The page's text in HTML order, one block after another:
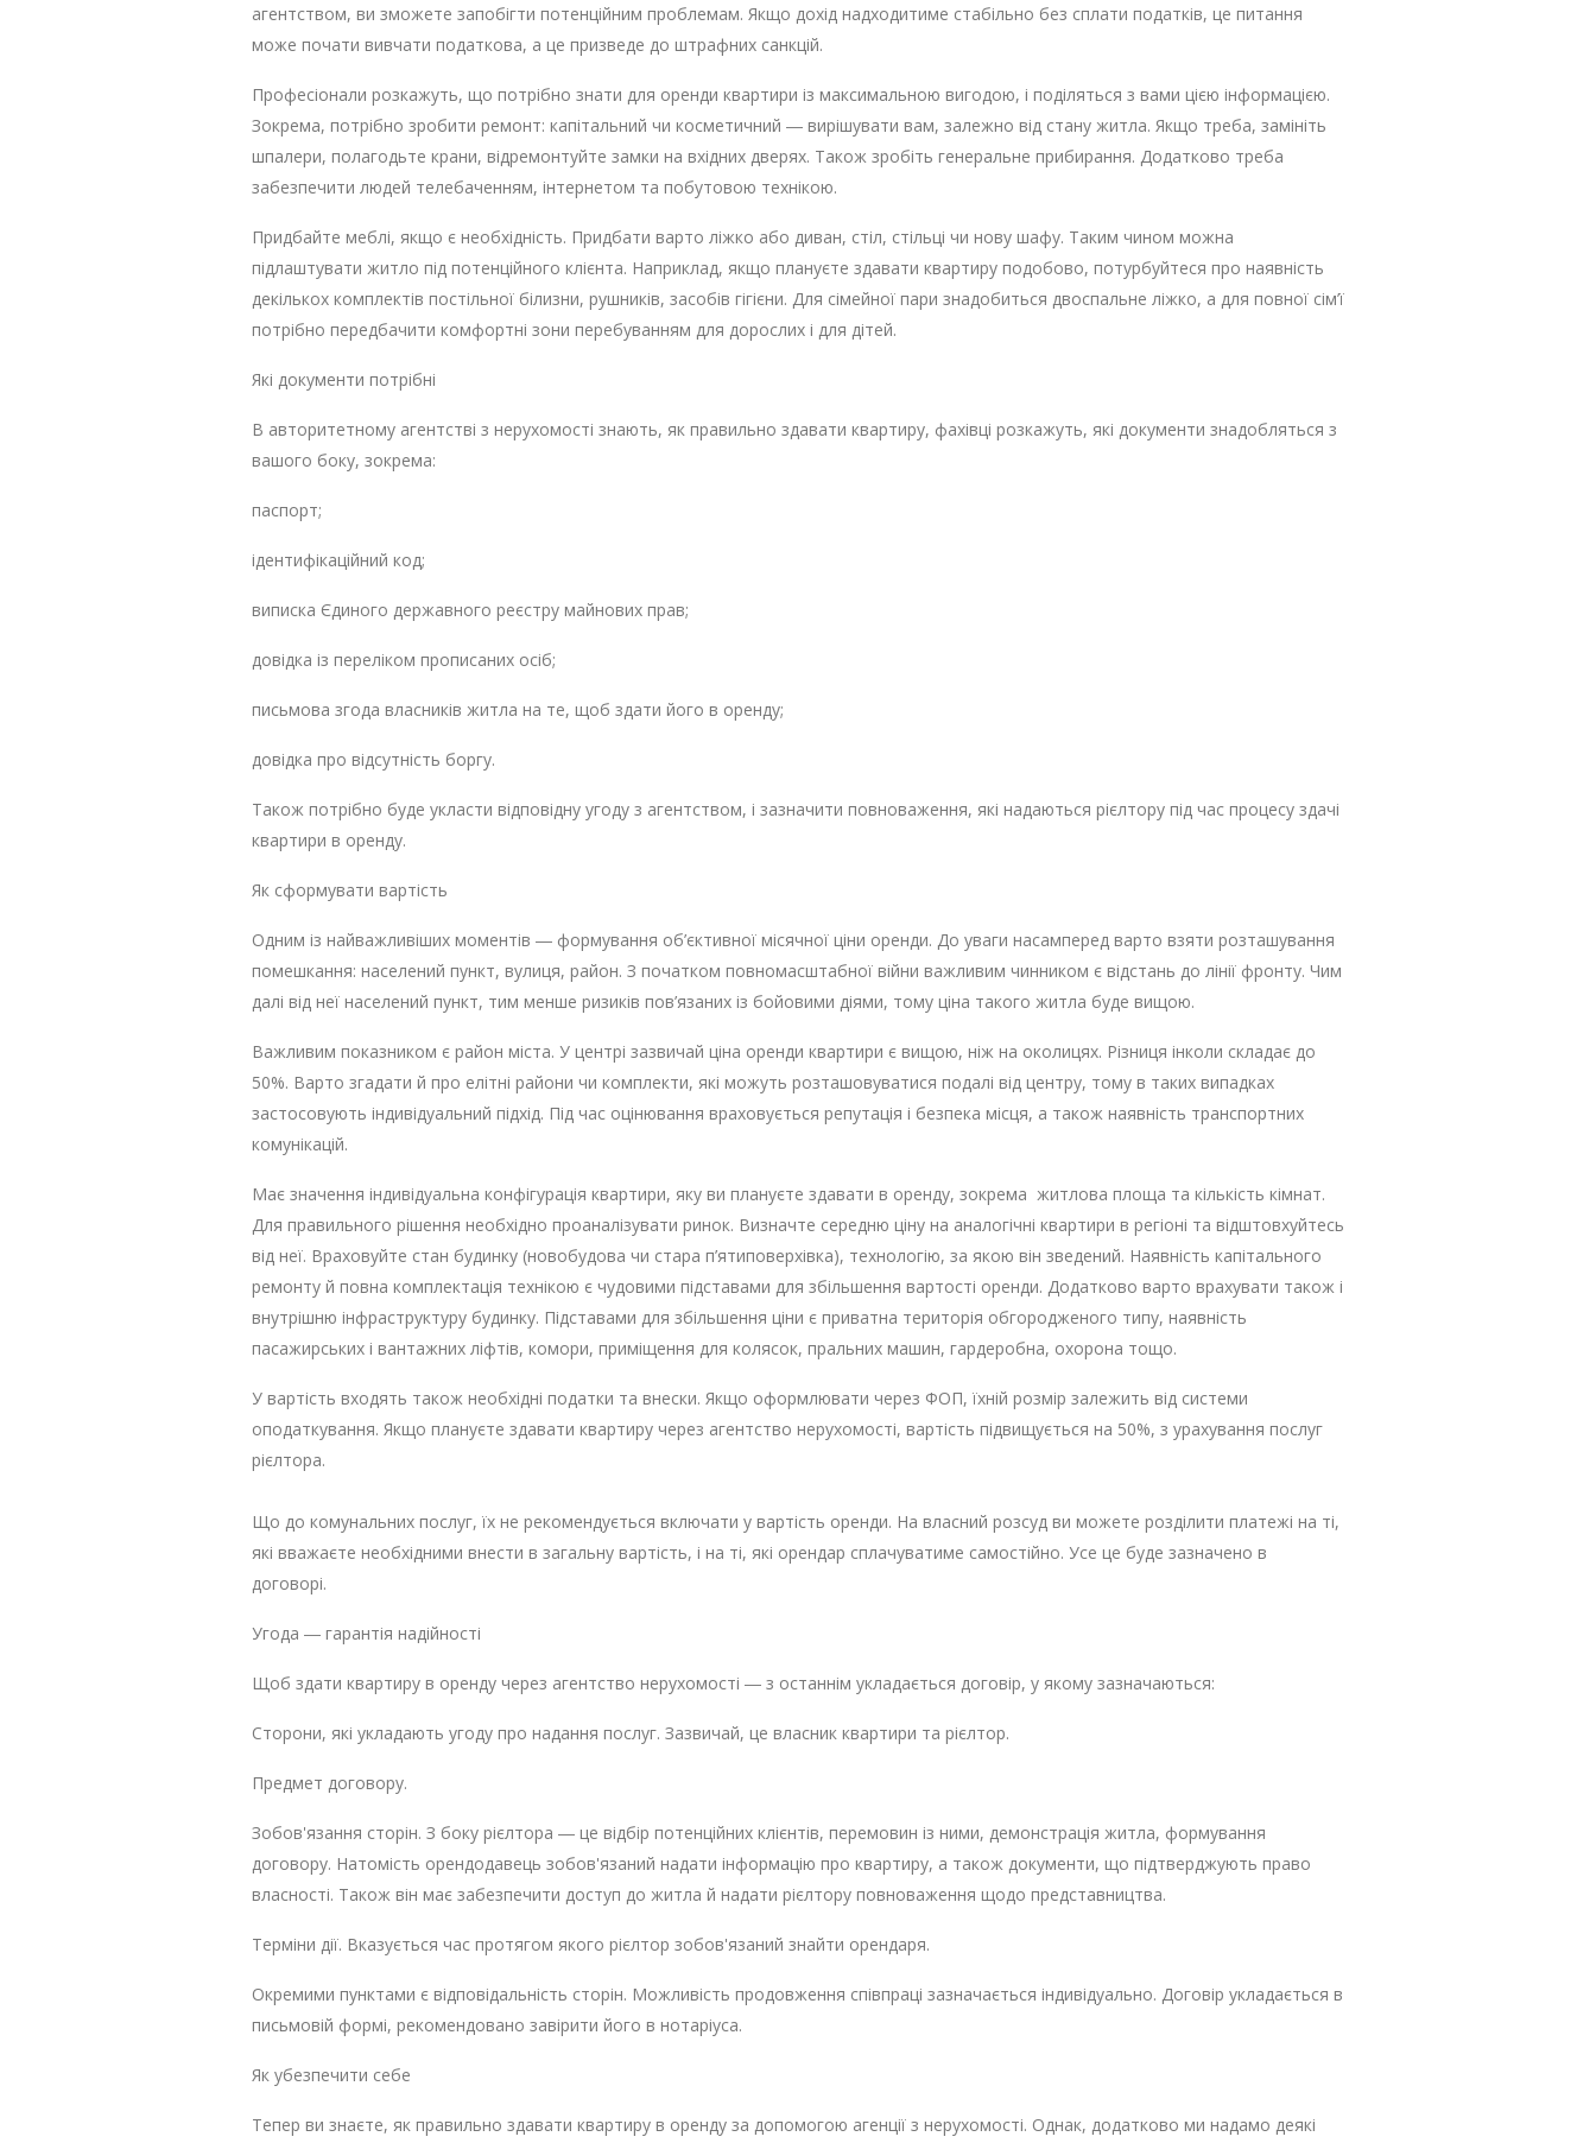
агентством, ви зможете запобігти потенційним проблемам. Якщо дохід надходитиме стабільно без сплати податків, це питання
може почати вивчати податкова, а це призведе до штрафних санкцій.
Професіонали розкажуть, що потрібно знати для оренди квартири із максимальною вигодою, і поділяться з вами цією інформацією.
Зокрема, потрібно зробити ремонт: капітальний чи косметичний ― вирішувати вам, залежно від стану житла. Якщо треба, замініть
шпалери, полагодьте крани, відремонтуйте замки на вхідних дверях. Також зробіть генеральне прибирання. Додатково треба
забезпечити людей телебаченням, інтернетом та побутовою технікою.
Придбайте меблі, якщо є необхідність. Придбати варто ліжко або диван, стіл, стільці чи нову шафу. Таким чином можна
підлаштувати житло під потенційного клієнта. Наприклад, якщо плануєте здавати квартиру подобово, потурбуйтеся про наявність
декількох комплектів постільної білизни, рушників, засобів гігієни. Для сімейної пари знадобиться двоспальне ліжко, а для повної сім’ї
потрібно передбачити комфортні зони перебуванням для дорослих і для дітей.
Які документи потрібні
В авторитетному агентстві з нерухомості знають, як правильно здавати квартиру, фахівці розкажуть, які документи знадобляться з
вашого боку, зокрема:
паспорт;
ідентифікаційний код;
виписка Єдиного державного реєстру майнових прав;
довідка із переліком прописаних осіб;
письмова згода власників житла на те, щоб здати його в оренду;
довідка про відсутність боргу.
Також потрібно буде укласти відповідну угоду з агентством, і зазначити повноваження, які надаються рієлтору під час процесу здачі
квартири в оренду.
Як сформувати вартість
Одним із найважливіших моментів ― формування об’єктивної місячної ціни оренди. До уваги насамперед варто взяти розташування
помешкання: населений пункт, вулиця, район. З початком повномасштабної війни важливим чинником є відстань до лінії фронту. Чим
далі від неї населений пункт, тим менше ризиків пов’язаних із бойовими діями, тому ціна такого житла буде вищою.
Важливим показником є район міста. У центрі зазвичай ціна оренди квартири є вищою, ніж на околицях. Різниця інколи складає до
50%. Варто згадати й про елітні райони чи комплекти, які можуть розташовуватися подалі від центру, тому в таких випадках
застосовують індивідуальний підхід. Під час оцінювання враховується репутація і безпека місця, а також наявність транспортних
комунікацій.
Має значення індивідуальна конфігурація квартири, яку ви плануєте здавати в оренду, зокрема житлова площа та кількість кімнат.
Для правильного рішення необхідно проаналізувати ринок. Визначте середню ціну на аналогічні квартири в регіоні та відштовхуйтесь
від неї. Враховуйте стан будинку (новобудова чи стара п’ятиповерхівка), технологію, за якою він зведений. Наявність капітального
ремонту й повна комплектація технікою є чудовими підставами для збільшення вартості оренди. Додатково варто врахувати також і
внутрішню інфраструктуру будинку. Підставами для збільшення ціни є приватна територія обгородженого типу, наявність
пасажирських і вантажних ліфтів, комори, приміщення для колясок, пральних машин, гардеробна, охорона тощо.
У вартість входять також необхідні податки та внески. Якщо оформлювати через ФОП, їхній розмір залежить від системи
оподаткування. Якщо плануєте здавати квартиру через агентство нерухомості, вартість підвищується на 50%, з урахування послуг
рієлтора.
Що до комунальних послуг, їх не рекомендується включати у вартість оренди. На власний розсуд ви можете розділити платежі на ті,
які вважаєте необхідними внести в загальну вартість, і на ті, які орендар сплачуватиме самостійно. Усе це буде зазначено в
договорі.
Угода ― гарантія надійності
Щоб здати квартиру в оренду через агентство нерухомості ― з останнім укладається договір, у якому зазначаються:
Сторони, які укладають угоду про надання послуг. Зазвичай, це власник квартири та рієлтор.
Предмет договору.
Зобов'язання сторін. З боку рієлтора ― це відбір потенційних клієнтів, перемовин із ними, демонстрація житла, формування
договору. Натомість орендодавець зобов'язаний надати інформацію про квартиру, а також документи, що підтверджують право
власності. Також він має забезпечити доступ до житла й надати рієлтору повноваження щодо представництва.
Терміни дії. Вказується час протягом якого рієлтор зобов'язаний знайти орендаря.
Окремими пунктами є відповідальність сторін. Можливість продовження співпраці зазначається індивідуально. Договір укладається в
письмовій формі, рекомендовано завірити його в нотаріуса.
Як убезпечити себе
Тепер ви знаєте, як правильно здавати квартиру в оренду за допомогою агенції з нерухомості. Однак, додатково ми надамо деякі